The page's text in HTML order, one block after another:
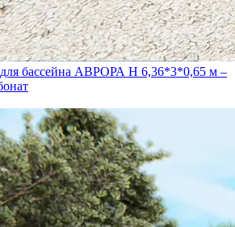
бассейна АВРОРА Н 6,36*3*0,65 м –